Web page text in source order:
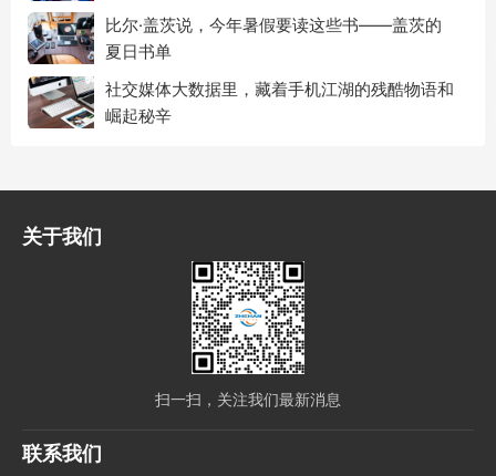
比尔·盖茨说，今年暑假要读这些书——盖茨的
夏日书单
社交媒体大数据里，藏着手机江湖的残酷物语和
崛起秘辛
关于我们
扫一扫，关注我们最新消息
联系我们